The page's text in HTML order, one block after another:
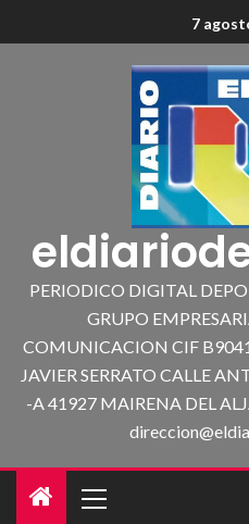
7
PERIODICO DIGITAL
GRUPO
COMUNICACION CIF
JAVIER SERRATO CALLE
-A 41927 MAIRENA DEL